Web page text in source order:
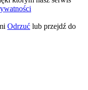
Odrzuć lub przejdź do